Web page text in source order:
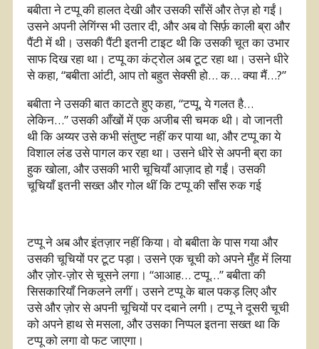
बबीता ने टप्पू की हालत देखी और उसकी साँसें और तेज़ हो गईं।
उसने अपनी लेगिंग्स भी उतार दी, और अब वो सिर्फ़ काली ब्रा और
पैंटी में थी। उसकी पैंटी इतनी टाइट थी कि उसकी चूत का उभार
साफ दिख रहा था। टप्पू का कंट्रोल अब टूट रहा था। उसने धीरे
से कहा, “बबीता आंटी, आप तो बहुत सेक्सी हो… क… क्या मैं…?”
बबीता ने उसकी बात काटते हुए कहा, “टप्पू, ये गलत है…
लेकिन…” उसकी आँखों में एक अजीब सी चमक थी। वो जानती
थी कि अय्यर उसे कभी संतुष्ट नहीं कर पाया था, और टप्पू का ये
विशाल लंड उसे पागल कर रहा था। उसने धीरे से अपनी ब्रा का
हुक खोला, और उसकी भारी चूचियाँ आज़ाद हो गईं। उसकी
चूचियाँ इतनी सख्त और गोल थीं कि टप्पू की साँस रुक गई
टप्पू ने अब और इंतज़ार नहीं किया। वो बबीता के पास गया और
उसकी चूचियों पर टूट पड़ा। उसने एक चूची को अपने मुँह में लिया
और ज़ोर-ज़ोर से चूसने लगा। “आआह… टप्पू…” बबीता की
सिसकारियाँ निकलने लगीं। उसने टप्पू के बाल पकड़ लिए और
उसे और ज़ोर से अपनी चूचियों पर दबाने लगी। टप्पू ने दूसरी चूची
को अपने हाथ से मसला, और उसका निप्पल इतना सख्त था कि
टप्पू को लगा वो फट जाएगा।